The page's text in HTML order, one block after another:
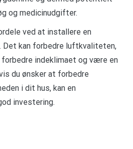
og medicinudgifter.
ved at installere en
Det kan forbedre luftkvaliteten,
indeklimaet og være en
du ønsker at forbedre
i dit hus, kan en
investering.